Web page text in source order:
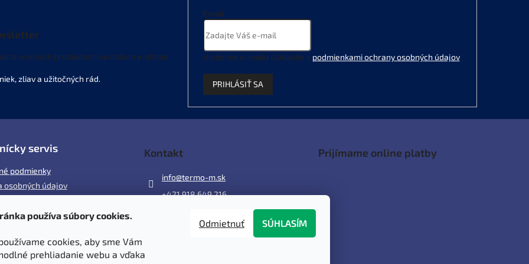
používa súbory cookies.
cookies, aby sme Vám
prehliadanie webu a vďaka
Odmietnuť SÚHLASÍM
v
p
i
s
o nových produktoch na našom e-shope.
Email
Vložením e-mailu súhlasíte s podmienkami ochrany osobných údajov.
PRIHLÁSIŤ SA
servis
podmienky
osobných údajov
Kontakt
info@termo-m.sk
+421 918 649 216
Prijímame online platby